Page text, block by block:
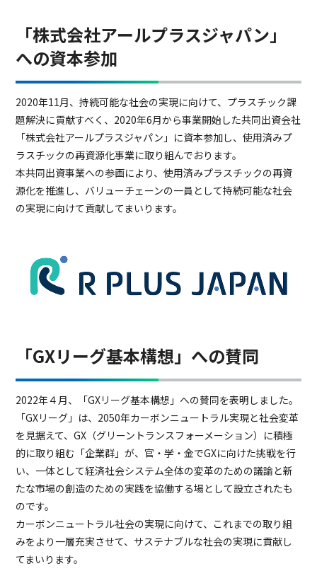
「株式会社アールプラスジャパン」
への資本参加
2020年11月、持続可能な社会の実現に向けて、プラスチック課
題解決に貢献すべく、2020年6月から事業開始した共同出資会社
「株式会社アールプラスジャパン」に資本参加し、使用済みプ
ラスチックの再資源化事業に取り組んでおります。
本共同出資事業への参画により、使用済みプラスチックの再資
源化を推進し、バリューチェーンの一員として持続可能な社会
の実現に向けて貢献してまいります。
「GXリーグ基本構想」への賛同
2022年４月、「GXリーグ基本構想」への賛同を表明しました。
「GXリーグ」は、2050年カーボンニュートラル実現と社会変革
を見据えて、GX（グリーントランスフォーメーション）に積極
的に取り組む「企業群」が、官・学・金でGXに向けた挑戦を行
い、一体として経済社会システム全体の変革のための議論と新
たな市場の創造のための実践を協働する場として設立されたも
のです。
カーボンニュートラル社会の実現に向けて、これまでの取り組
みをより一層充実させて、サステナブルな社会の実現に貢献し
てまいります。